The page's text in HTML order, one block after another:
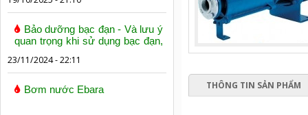
Bảo dưỡng bạc đạn - Và lưu ý
quan trọng khi sử dụng bạc đạn,
23/11/2024 - 22:11
Bơm nước Ebara THÔNG TIN SẢN PHẨM